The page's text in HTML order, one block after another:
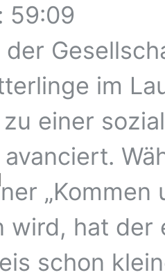
59:09
der
im
einer
„Kommen
wird, hat
schon